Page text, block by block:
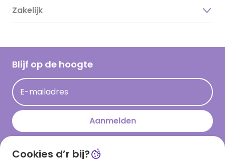
Duurzaamheid
Hallmark Kaartclub
Acties
Persberichten
Hallmark en Kinderpostzegels
Magazine
Cadeau inspiratie
Kaartinspiratie
Zakelijk
Blijf op de hoogte
E-mailadres
Aanmelden
Cookies d’r bij?